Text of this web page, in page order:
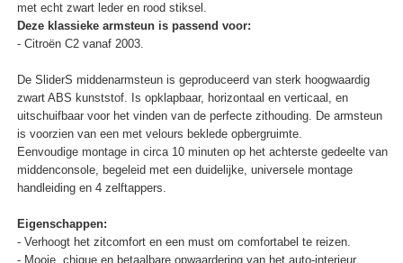
met echt zwart leder en rood stiksel.
Deze klassieke armsteun is passend voor:
- Citroën C2 vanaf 2003.
De SliderS middenarmsteun is geproduceerd van sterk hoogwaardig
zwart ABS kunststof. Is opklapbaar, horizontaal en verticaal, en
uitschuifbaar voor het vinden van de perfecte zithouding. De armsteun
is voorzien van een met velours beklede opbergruimte.
Eenvoudige montage in circa 10 minuten op het achterste gedeelte van
middenconsole, begeleid met een duidelijke, universele montage
handleiding en 4 zelftappers.
Eigenschappen:
- Verhoogt het zitcomfort en een must om comfortabel te reizen.
- Mooie, chique en betaalbare opwaardering van het auto-interieur.